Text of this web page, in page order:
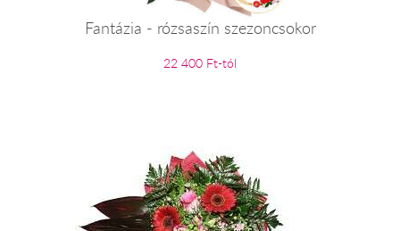
Fantázia - rózsaszín szezoncsokor
22 400 Ft-tól